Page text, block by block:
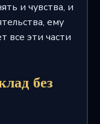
и чувства, и
ему
все эти части
без